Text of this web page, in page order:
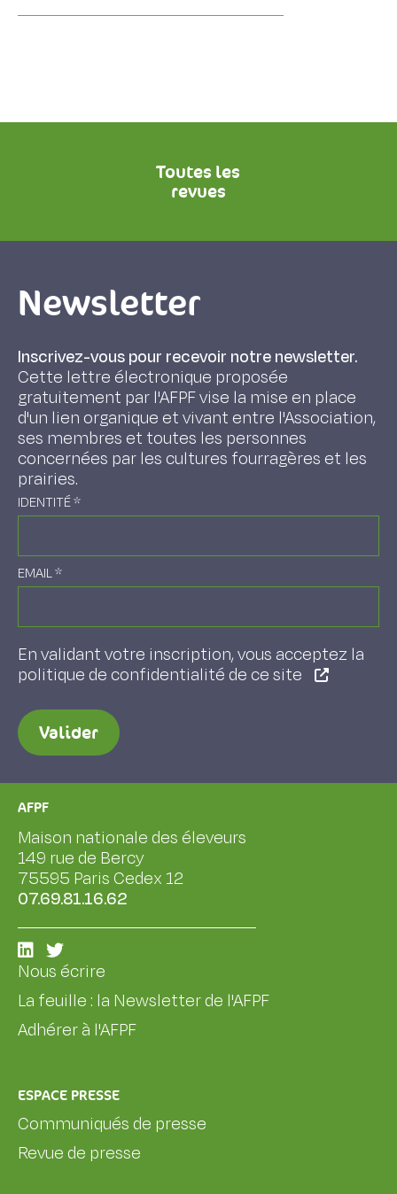
Toutes les
revues
Newsletter
Inscrivez-vous pour recevoir notre newsletter.
Cette lettre électronique proposée
gratuitement par l'AFPF vise la mise en place
d'un lien organique et vivant entre l'Association,
ses membres et toutes les personnes
concernées par les cultures fourragères et les
prairies.
IDENTITÉ*
EMAIL*
En validant votre inscription, vous acceptez la
politique de confidentialité de ce site
Valider
AFPF
Maison nationale des éleveurs
149 rue de Bercy
75595 Paris Cedex 12
07.69.81.16.62
Nous écrire
La feuille : la Newsletter de l'AFPF
Adhérer à l'AFPF
ESPACE PRESSE
Communiqués de presse
Revue de presse